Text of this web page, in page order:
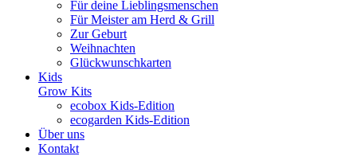
Für deine Lieblingsmenschen
Für Meister am Herd & Grill
Zur Geburt
Weihnachten
Glückwunschkarten
Kids
Grow Kits
ecobox Kids-Edition
ecogarden Kids-Edition
Über uns
Kontakt